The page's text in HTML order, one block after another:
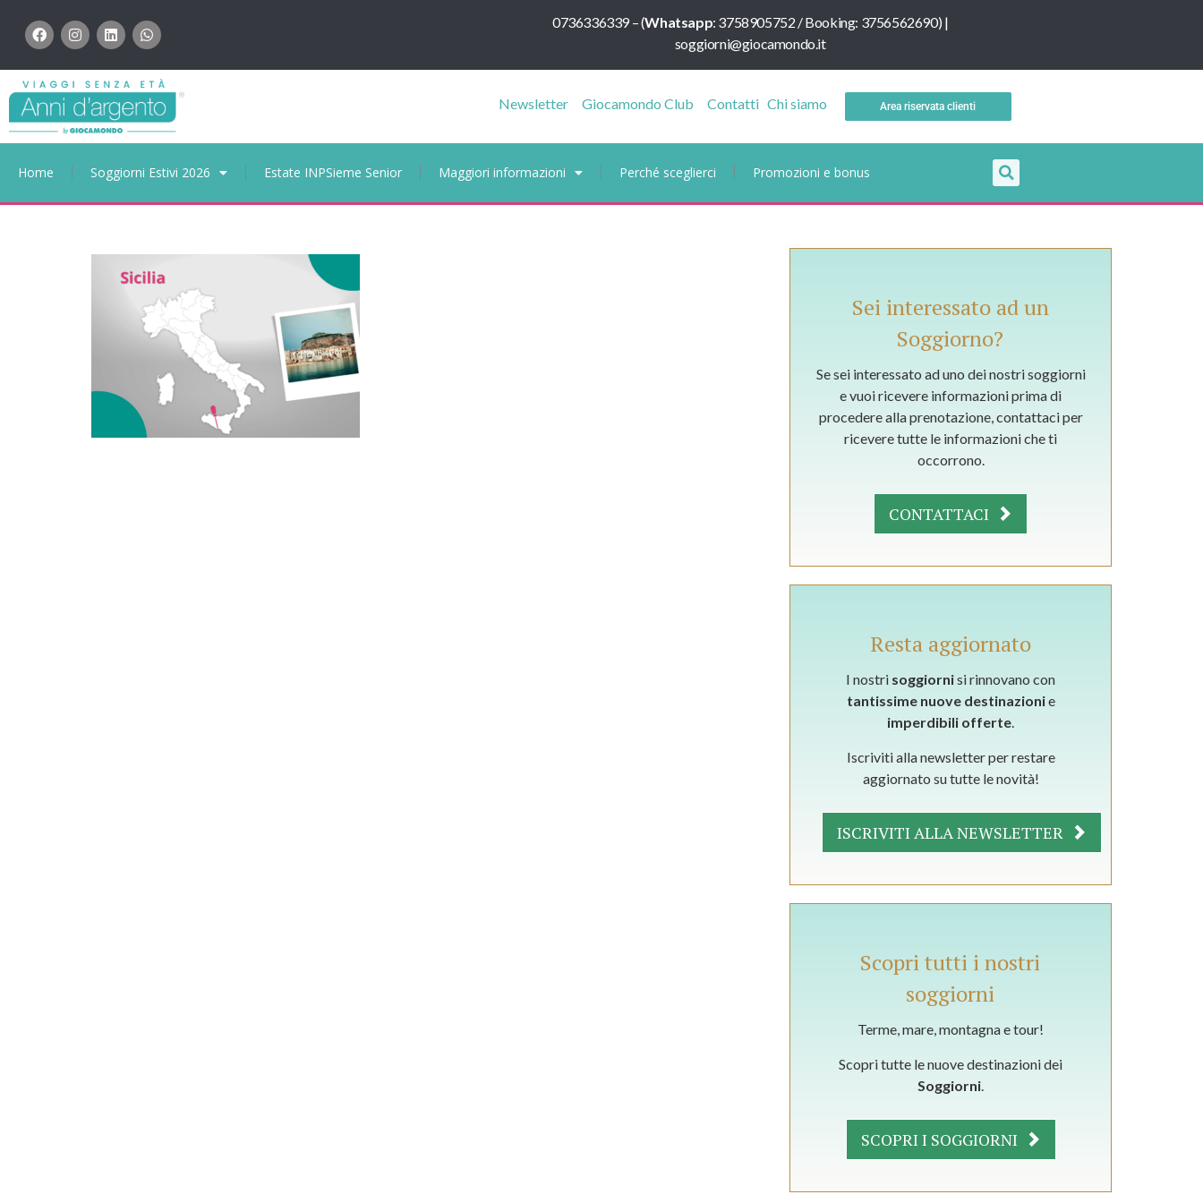
0736336339 –(Whatsapp: 3758905752 /Booking: 3756562690) |
soggiorni@giocamondo.it
Newsletter Giocamondo Club Contatti Chi siamo Area riservata clienti
Home Soggiorni Estivi 2026 Estate INPSieme Senior Maggiori informazioni Perché sceglierci Promozioni e bonus
Sei interessato ad un
Soggiorno?
Se sei interessato ad uno dei nostri soggiorni
e vuoi ricevere informazioni prima di
procedere alla prenotazione, contattaci per
ricevere tutte le informazioni che ti
occorrono.
CONTATTACI
Resta aggiornato
I nostri soggiornisi rinnovano con
tantissime nuove destinazionie
imperdibili offerte
Iscriviti alla newsletter per restare
aggiornato su tutte le novità!
ISCRIVITI ALLA NEWSLETTER
Scopri tutti i nostri
soggiorni
Terme, mare, montagna e tour!
Scopri tutte le nuove destinazioni dei
Soggiorni
SCOPRI I SOGGIORNI